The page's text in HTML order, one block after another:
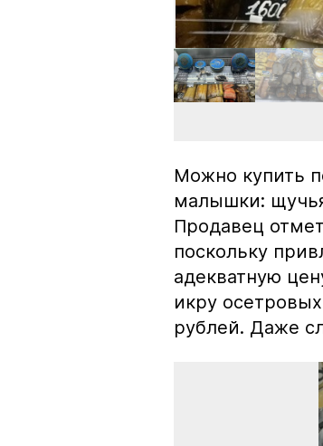
Можно купить
малышки:
Продавец
поскольку
адекватную
икру
рублей. Даже